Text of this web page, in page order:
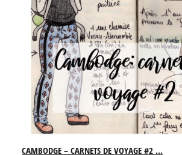
CAMBODGE – CARNETS DE VOYAGE #2 ...